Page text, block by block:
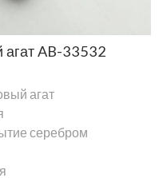
агат AB-33532
агат
серебром